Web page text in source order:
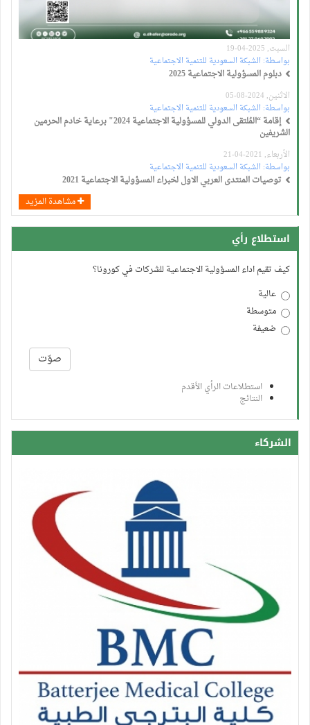
السبت, 2025-04-19
بواسطة:الشبكة السعودية للتنمية الاجتماعية
دبلوم المسؤولية الاجتماعية 2025
الاثنين, 2024-08-05
بواسطة:الشبكة السعودية للتنمية الاجتماعية
إقامة “المُلتقى الدولي للمسؤولية الاجتماعية 2024" برعاية خادم الحرمين
الشريفين
الأربعاء, 2021-04-21
بواسطة:الشبكة السعودية للتنمية الاجتماعية
توصيات المنتدى العربي الاول لخبراء المسؤولية الاجتماعية 2021
مشاهدة المزيد
استطلاع رأي
كيف تقيم اداء المسؤولية الاجتماعية للشركات في كورونا؟
عالية
متوسطة
ضعيفة
صوّت
استطلاعات الرأي الأقدم
النتائج
الشركاء